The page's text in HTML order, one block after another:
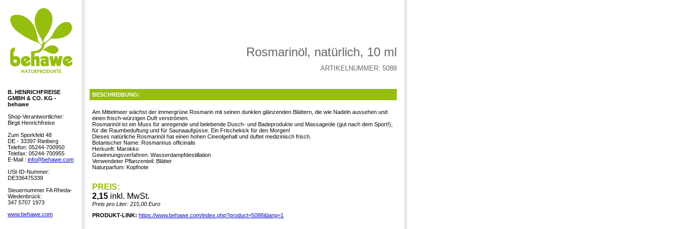
Rosmarinöl, natürlich, 10 ml
ARTIKELNUMMER: 5088
B. HENRICHFREISE
GMBH & CO. KG -
behawe
Shop-Verantwortlicher:
Birgit Henrichfreise
Zum Sporkfeld 48
DE - 33397 Rietberg
Telefon: 05244-700950
Telefax: 05244-700955
E-Mail : info@behawe.com
USt-ID-Nummer:
DE336475339
Steuernummer FA Rheda-
Wiedenbrück:
347 5707 1973
www.behawe.com
BESCHREIBUNG:
Am Mittelmeer wächst der immergrüne Rosmarin mit seinen dunklen glänzenden Blättern, die wie Nadeln aussehen und
einen frisch-würzigen Duft verströmen.
Rosmarinöl ist ein Muss für anregende und belebende Dusch- und Badeprodukte und Massageöle (gut nach dem Sport!),
für die Raumbeduftung und für Saunaaufgüsse. Ein Frischekick für den Morgen!
Dieses natürliche Rosmarinöl hat einen hohen Cineolgehalt und duftet medizinisch frisch.
Botanischer Name: Rosmarinus officinalis
Herkunft: Marokko
Gewinnungsverfahren: Wasserdampfdestillation
Verwendeter Pflanzenteil: Blätter
Naturparfum: Kopfnote
PREIS:
2,15 inkl. MwSt.
Preis pro Liter: 215,00 Euro
PRODUKT-LINK: https://www.behawe.com/index.php?product=5088&lang=1